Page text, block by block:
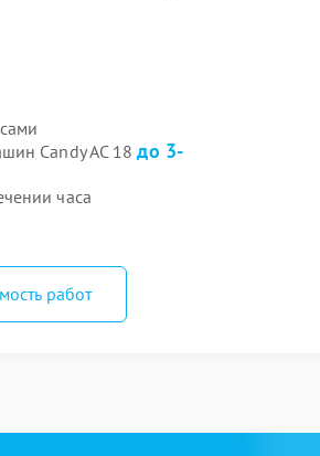
Candy AC 18до 3-
часа
работ